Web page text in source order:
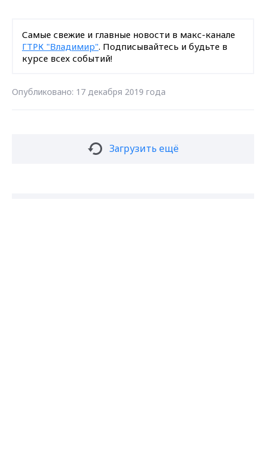
Самые свежие и главные новости в макс-канале
ГТРК "Владимир". Подписывайтесь и будьте в
курсе всех событий!
Опубликовано: 17 декабря 2019 года
Загрузить ещё